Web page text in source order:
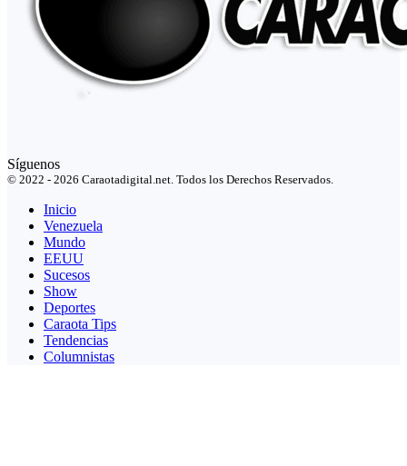
Síguenos
© 2022 - 2026 Caraotadigital.net. Todos los Derechos Reservados.
Inicio
Venezuela
Mundo
EEUU
Sucesos
Show
Deportes
Caraota Tips
Tendencias
Columnistas